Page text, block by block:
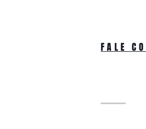
FALE